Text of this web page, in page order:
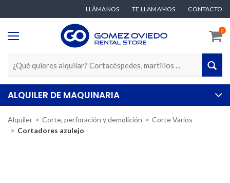
LLÁMANOS TE LLAMAMOS CONTACTO
0
ALQUILER DE MAQUINARIA
Alquiler Corte, perforación y demolición
Corte Varios
Cortadores azulejo